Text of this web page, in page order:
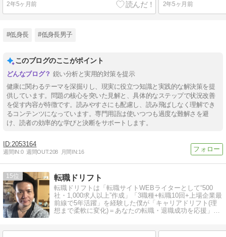
2年5ヶ月前 2年5ヶ月前
#低身長 #低身長男子
このブログのここがポイント
鋭い分析と実用的対策を提示
健康に関わるテーマを深掘りし、現実に役立つ知識と実践的な解決策を提
供しています。問題の核心を突いた見解と、具体的なステップで状況改善
を促す内容が特徴です。読みやすさにも配慮し、読み飛ばしなく理解でき
るコンテンツになっています。専門用語は使いつつも過度な難解さを避
け、読者の効率的な学びと決断をサポートします。
2053164
週間IN:0 週間OUT:208 月間IN:16
15 転職ドリフト
転職ドリフトは「転職サイトWEBライターとして“500
社・1,000求人以上”作成」「3職種+転職10回+上場企業最
前線で5年活躍」を経験した僕が「キャリアドリフト(理
想まで柔軟に変化)＝あなたの転職・退職成功を応援」す